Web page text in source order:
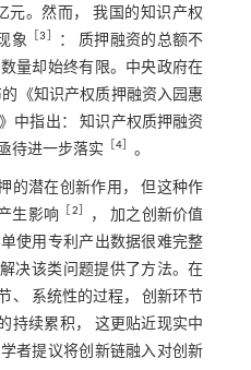
元。然而， 我国的知识产权
象 ［3
： 质押融资的总额不
量却始终有限。中央政府在
《知识产权质押融资入园惠
中指出： 知识产权质押融资
待进一步落实
4］ 。
的潜在创新作用， 但这种作
生影响
2
， 加之创新价值
使用专利产出数据很难完整
决该类问题提供了方法。在
、 系统性的过程， 创新环节
持续累积， 这更贴近现实中
者提议将创新链融入对创新